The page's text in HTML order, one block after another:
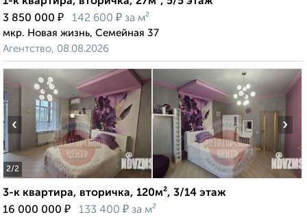
3 850 000 ₽ 142 600 ₽ за м²
мкр. Новая жизнь, Семейная 37
Агентство, 08.08.2026
2/2
‹ ›
3-к квартира, вторичка, 120м², 3/14 этаж
16 000 000 ₽ 133 400 ₽ за м²